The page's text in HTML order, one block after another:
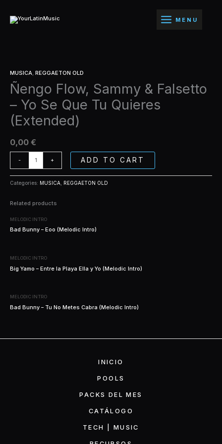
contenido
MENU
MUSICA, REGGAETON OLD
Ñengo Flow, Sammy & Falsetto
– Yo Se Que Tu Quieres
(Extended)
0,00 €
-
Flow,
Sammy
&
Falsetto
Yo
Que
Tu
quantity
+ ADD TO CART
Categories: MUSICA REGGAETON OLD
Related products
MELODIC INTRO
Bad Bunny – Eoo (Melodic Intro)
MELODIC INTRO
Big Yamo – Entre la Playa Ella y Yo (Melodic Intro)
MELODIC INTRO
Bad Bunny – Tu No Metes Cabra (Melodic Intro)
INICIO
POOLS
PACKS DEL MES
CATÁLOGO
TECH | MUSIC
Falsetto
-
Quieres
(Extended)
quantity